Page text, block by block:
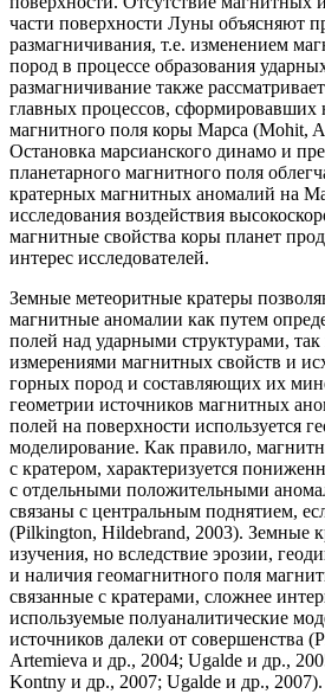
части поверхности Луны объясняют
размагничивания, т.е. изменением
пород в процессе образования
размагничивание также
главных процессов, сформировавших
магнитного поля коры Марса (Mohit,
Остановка марсианского динамо и
планетарного магнитного поля
кратерных магнитных аномалий на
исследования воздействия
магнитные свойства коры планет
интерес исследователей.
Земные метеоритные кратеры
магнитные аномалии как путем
полей над ударными структурами,
измерениями магнитных свойств и
горных пород и составляющих их
геометрии источников магнитных
полей на поверхности используется
моделирование. Как правило,
с кратером, характеризуется
с отдельными положительными
связаны с центральным поднятием,
(Pilkington, Hildebrand, 2003). Земные
изучения, но вследствие эрозии,
и наличия геомагнитного поля
связанные с кратерами, сложнее
используемые полуаналитические
источников далеки от совершенства
Artemieva и др., 2004; Ugalde и др.,
Kontny и др., 2007; Ugalde и др., 2007).